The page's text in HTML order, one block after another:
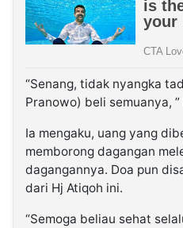
“Senang, tidak nyangka
Pranowo) beli semuanya,
Ia mengaku, uang yang
memborong dagangan
dagangannya. Doa pun
dari Hj Atiqoh ini.
“Semoga beliau sehat